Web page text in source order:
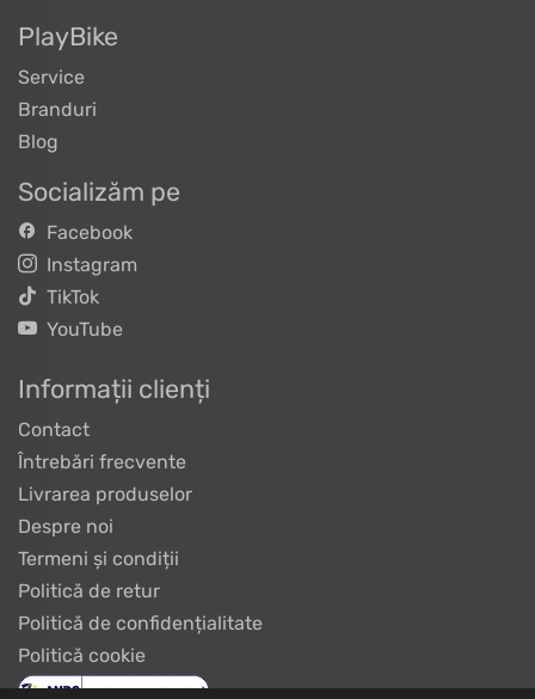
PlayBike
Service
Branduri
Blog
Socializăm pe
Facebook
Instagram
TikTok
YouTube
Informații clienți
Contact
Întrebări frecvente
Livrarea produselor
Despre noi
Termeni și condiții
Politică de retur
Politică de confidențialitate
Politică cookie